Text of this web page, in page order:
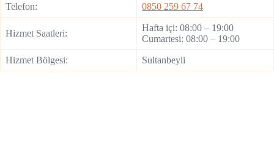
Telefon: 0850 259 67 74
Hizmet Saatleri:
Hafta içi: 08:00 – 19:00
Cumartesi: 08:00 – 19:00
Hizmet Bölgesi: Sultanbeyli